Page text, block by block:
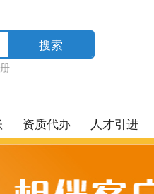
搜索
资质代办 人才引进